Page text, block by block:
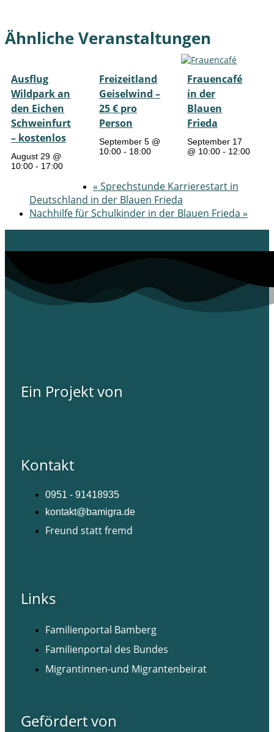
Ähnliche Veranstaltungen
Ausflug
Wildpark an
den Eichen
Schweinfurt
– kostenlos
August 29 @
10:00 - 17:00
Freizeitland
Geiselwind –
25 € pro
Person
September 5 @
10:00 - 18:00
Frauencafé
in der
Blauen
Frieda
September 17
@ 10:00 - 12:00
« Sprechstunde Karrierestart in
Deutschland in der Blauen Frieda
Nachhilfe für Schulkinder in der Blauen Frieda »
Ein Projekt von
Kontakt
0951 - 91418935
kontakt@bamigra.de
Freund statt fremd
Links
Familienportal Bamberg
Familienportal des Bundes
Migrantinnen-und Migrantenbeirat
Gefördert von